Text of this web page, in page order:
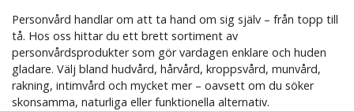
Personvård handlar om att ta hand om sig själv – från topp till
tå. Hos oss hittar du ett brett sortiment av
personvårdsprodukter som gör vardagen enklare och huden
gladare. Välj bland hudvård, hårvård, kroppsvård, munvård,
rakning, intimvård och mycket mer – oavsett om du söker
skonsamma, naturliga eller funktionella alternativ.